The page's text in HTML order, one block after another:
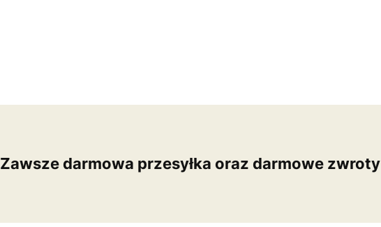
Zawsze darmowa przesyłka oraz darmowe zwroty